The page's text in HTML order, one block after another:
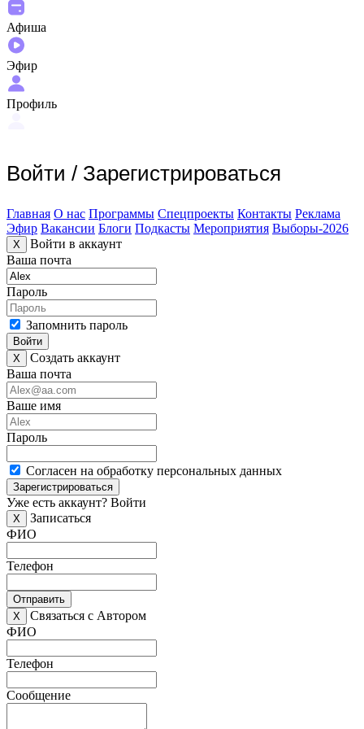
Афиша
Эфир
Профиль
Войти / Зарегистрироваться
Главная О нас Программы Спецпроекты Контакты Реклама
Эфир Вакансии Блоги Подкасты Мероприятия Выборы-2026
X
Войти в аккаунт
Ваша почта
Пароль
Запомнить пароль
Войти
X
Создать аккаунт
Ваша почта
Ваше имя
Пароль
Согласен на обработку персональных данных
Зарегистрироваться
Уже есть аккаунт? Войти
X
Записаться
ФИО
Телефон
Отправить
X
Связаться с Автором
ФИО
Телефон
Сообщение